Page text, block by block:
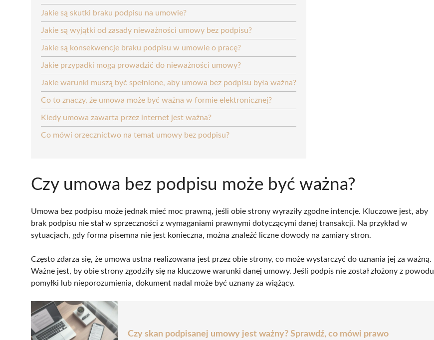
Jakie są skutki braku podpisu na umowie?
Jakie są wyjątki od zasady nieważności umowy bez podpisu?
Jakie są konsekwencje braku podpisu w umowie o pracę?
Jakie przypadki mogą prowadzić do nieważności umowy?
Jakie warunki muszą być spełnione, aby umowa bez podpisu była ważna?
Co to znaczy, że umowa może być ważna w formie elektronicznej?
Kiedy umowa zawarta przez internet jest ważna?
Co mówi orzecznictwo na temat umowy bez podpisu?
Czy umowa bez podpisu może być ważna?
Umowa bez podpisu może jednak mieć moc prawną, jeśli obie strony wyraziły zgodne intencje. Kluczowe jest, aby
brak podpisu nie stał w sprzeczności z wymaganiami prawnymi dotyczącymi danej transakcji. Na przykład w
sytuacjach, gdy forma pisemna nie jest konieczna, można znaleźć liczne dowody na zamiary stron.
Często zdarza się, że umowa ustna realizowana jest przez obie strony, co może wystarczyć do uznania jej za ważną.
Ważne jest, by obie strony zgodziły się na kluczowe warunki danej umowy. Jeśli podpis nie został złożony z powodu
pomyłki lub nieporozumienia, dokument nadal może być uznany za wiążący.
Czy skan podpisanej umowy jest ważny? Sprawdź, co mówi prawo